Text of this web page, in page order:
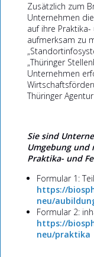
Zusätzlich zum
Unternehmen
auf ihre
aufmerksam zu
„Thüringer
Unternehmen
Thüringer
Sie sind
Umgebung und
Praktika- und
Formular 1:
https://
neu/
Formular 2:
https://
neu/praktika